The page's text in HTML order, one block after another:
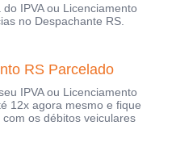
IPVA ou Licenciamento
no Despachante RS.
RS Parcelado
IPVA ou Licenciamento
12x agora mesmo e fique
os débitos veiculares